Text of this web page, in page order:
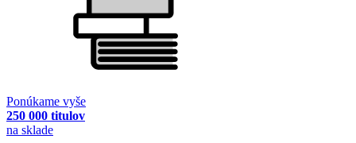
Ponúkame vyše
250 000 titulov
na sklade